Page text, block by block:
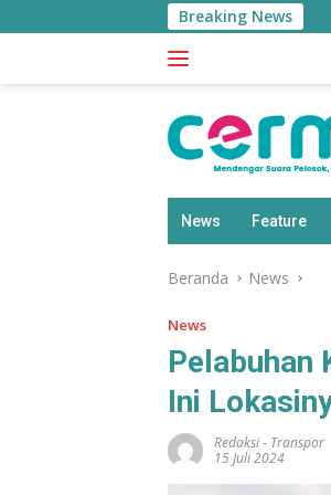
ke
Breaking News
News Feature
Beranda News
News
Pelabuhan
Ini
Redaksi- Transpor
15 Juli 2024